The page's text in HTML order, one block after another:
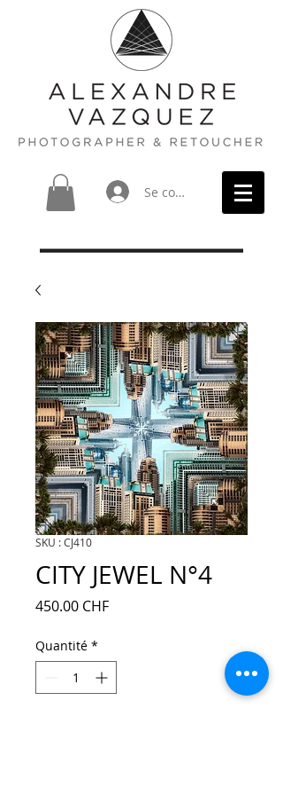
Se connecter
SKU : CJ410
CITY JEWEL N°4
450.00 CHFPrix
Quantité *